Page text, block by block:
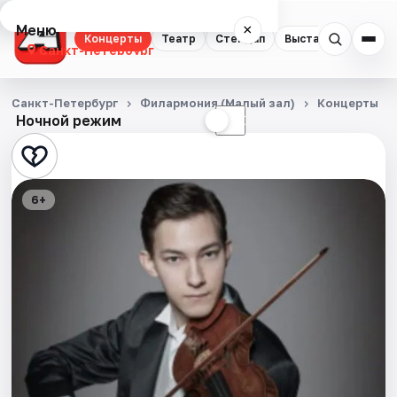
Концерты Театр Стендап Выставки
Меню ×
Санкт-Петербург
Концерты
Театр
Стендап
Спорт
События
Ночной режим ☾
Санкт-Петербург Филармония (Малый зал) Концерты
6+